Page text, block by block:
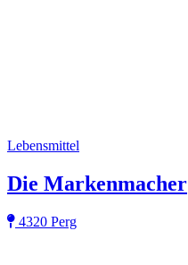
Lebensmittel
Die Markenmacher
4320 Perg